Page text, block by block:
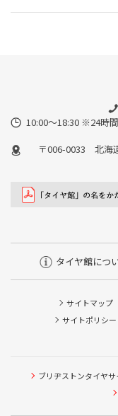
10:00～18:30 ※24時
〒006-0033 北海
タイヤ館につ
サイトマップ
サイトポリシー
ブリヂストンタイヤサ
タイヤ点検・安
ピット作業の予約